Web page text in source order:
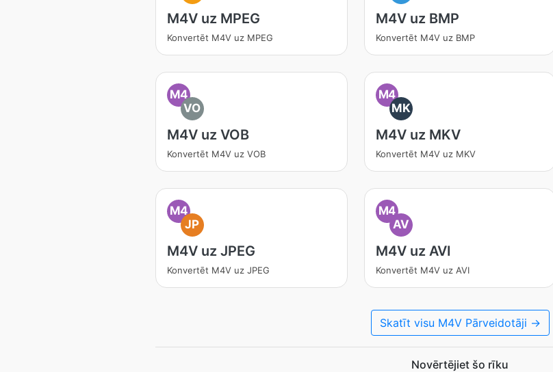
M4V uz MPEG
Konvertēt M4V uz MPEG
M4V uz BMP
Konvertēt M4V uz BMP
M4
VO
M4V uz VOB
Konvertēt M4V uz VOB
M4
MK
M4V uz MKV
Konvertēt M4V uz MKV
M4
JP
M4V uz JPEG
Konvertēt M4V uz JPEG
M4
AV
M4V uz AVI
Konvertēt M4V uz AVI
Skatīt visu M4V Pārveidotāji →
Novērtējiet šo rīku